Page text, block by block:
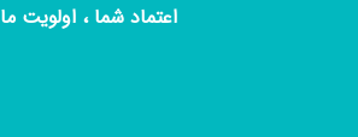
اعتماد شما ، اولویت ما